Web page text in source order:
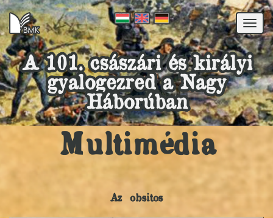
A 101. császári és királyi
gyalogezred a Nagy
Háborúban
Multimédia
Az obsitos